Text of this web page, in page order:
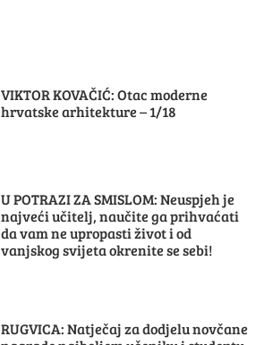
VIKTOR KOVAČIĆ: Otac moderne
hrvatske arhitekture – 1/18
U POTRAZI ZA SMISLOM: Neuspjeh je
najveći učitelj, naučite ga prihvaćati
da vam ne upropasti život i od
vanjskog svijeta okrenite se sebi!
RUGVICA: Natječaj za dodjelu novčane